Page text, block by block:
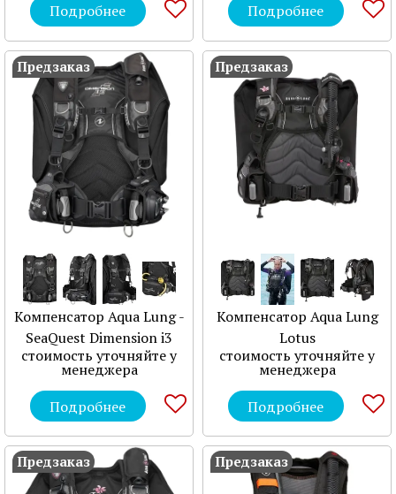
Подробнее
Подробнее
Предзаказ
Компенсатор Aqua Lung -
SeaQuest Dimension i3
стоимость уточняйте у
менеджера
Подробнее
Предзаказ
Компенсатор Aqua Lung
Lotus
стоимость уточняйте у
менеджера
Подробнее
Предзаказ Предзаказ